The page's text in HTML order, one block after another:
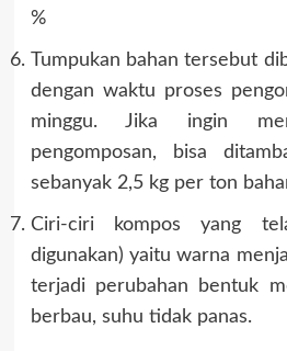
%
Tumpukan bahan tersebut
dengan waktu proses
minggu. Jika ingin
pengomposan, bisa
sebanyak 2,5 kg per ton
Ciri-ciri kompos yang
digunakan) yaitu warna
terjadi perubahan bentuk
berbau, suhu tidak panas.